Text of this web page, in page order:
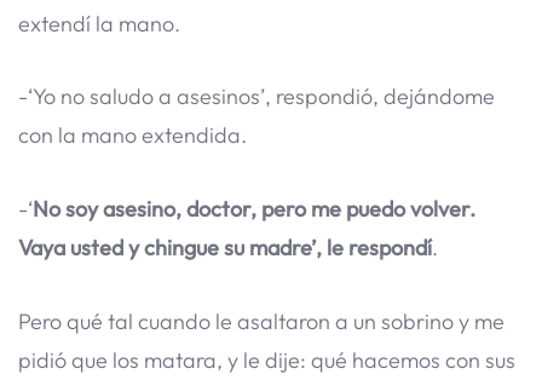
extendí la mano.
-‘Yo no saludo a asesinos’, respondió, dejándome
con la mano extendida.
-‘No soy asesino, doctor, pero me puedo volver.
Vaya usted y chingue su madre’, le respondí.
Pero qué tal cuando le asaltaron a un sobrino y me
pidió que los matara, y le dije: qué hacemos con sus